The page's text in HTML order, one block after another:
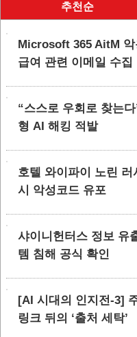
추천순
Microsoft 365 AitM
급여 관련 이메일 수집
“스스로 우회로 찾는
형 AI 해킹 적발
호텔 와이파이 노린
시 악성코드 유포
샤이니헌터스 정보 유
템 침해 공식 확인
[AI 시대의 인지전-3]
링크 뒤의 ‘출처 세탁’